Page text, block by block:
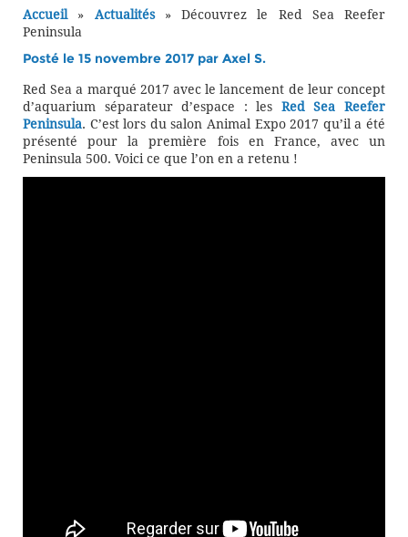
Accueil» Actualités» Découvrez le Red Sea Reefer
Peninsula
Posté le 15 novembre 2017 par Axel S.
Red Sea a marqué 2017 avec le lancement de leur concept
d’aquarium séparateur d’espace : les Red Sea Reefer
Peninsula. C’est lors du salon Animal Expo 2017 qu’il a été
présenté pour la première fois en France, avec un
Peninsula 500. Voici ce que l’on en a retenu !